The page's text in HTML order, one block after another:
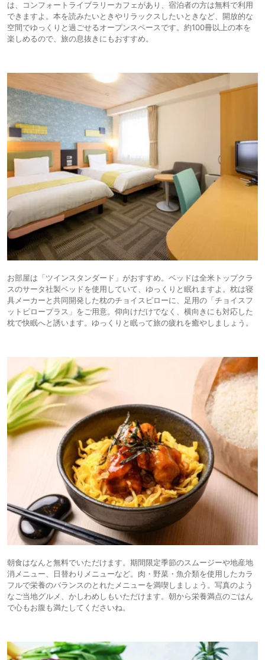
は、コンフォートライブラリーカフェがあり、宿泊者の方は無料で利用
できますよ。本を読みたいときやリラックスしたいときなど、開放的な
空間でゆっくりと過ごせるオープンスペースです。約100冊以上の本を
楽しめるので、旅の息抜きにもおすすめ。
お部屋は「ツインスタンダード」がおすすめ。ベッドは全米トップクラ
スのサータ社製ベッドを使用していて、ゆっくりと眠れますよ。枕は寝
具メーカーと共同開発した枕のチョイスピローに、足用の「チョイスフ
ットピロープラス」をご用意。仰向けだけでなく、横向きにも対応した
枕で快眠へと誘います。ゆっくりと眠って旅の疲れを癒やしましょう。
朝食はなんと無料でいただけます。期間限定季節のスムージーや地産地
消メニュー、日替わりメニューなど。肉・野菜・魚介類を使用したカラ
フルで栄養のバランスのとれたメニューを満喫しましょう。写真のよう
なご当地グルメ、かしわめしもいただけます。朝から栄養満点のごはん
で心もお腹も満たしてくださいね。